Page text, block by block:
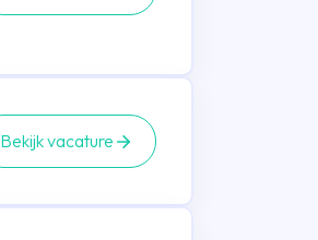
Bekijk vacature